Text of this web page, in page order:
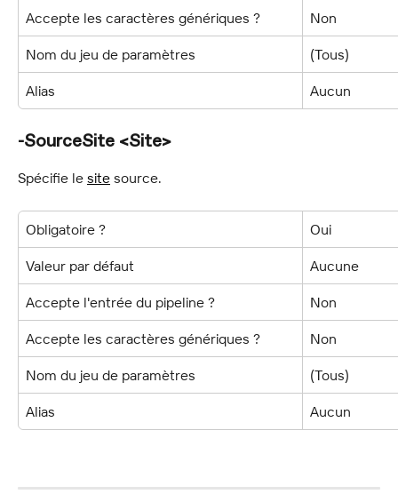
Accepte les caractères génériques ? Non
Nom du jeu de paramètres (Tous)
Alias Aucun
-SourceSite <Site>
Spécifie le site source.
Obligatoire ? Oui
Valeur par défaut Aucune
Accepte l'entrée du pipeline ? Non
Accepte les caractères génériques ? Non
Nom du jeu de paramètres (Tous)
Alias Aucun